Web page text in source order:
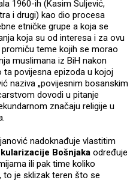
1960-ih (Kasim Suljević,
i drugi) kao dio procesa
etničke grupe a koja se
koja su od interesa i za ovu
teme kojih se morao
muslimana iz BiH nakon
ta povijesna epizoda u kojoj
naziva „povijesnim bosanskim
dovodi u pitanje
značaju religije u
nadoknađuje vlastitim
Bošnjaka određuje
ili pak time koliko
to je sklizak teren što se